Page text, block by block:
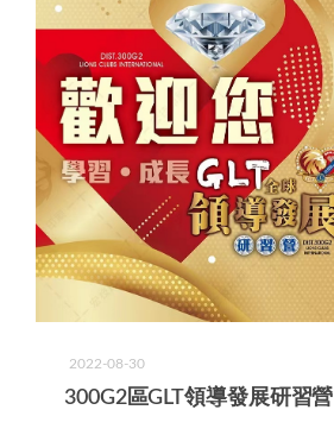
2022-08-30
300G2區GLT領導發展研習營